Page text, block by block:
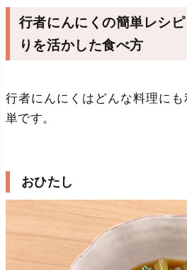
行者にんにくの簡単レシ
りを活かした食べ方
行者にんにくはどんな料理に
単です。
おひたし